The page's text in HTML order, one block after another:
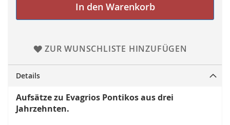
In den Warenkorb
ZUR WUNSCHLISTE HINZUFÜGEN
Details
Aufsätze zu Evagrios Pontikos aus drei
Jahrzehnten.